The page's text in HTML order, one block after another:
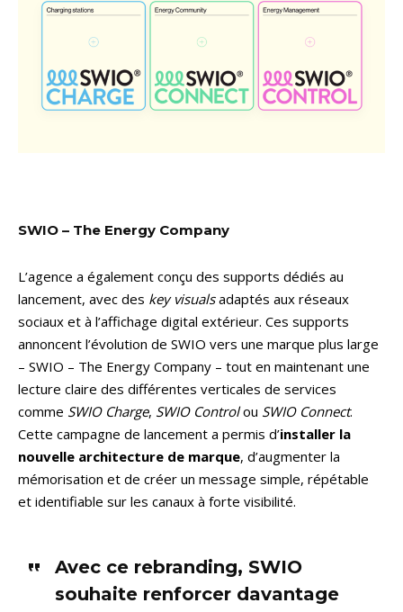
SWIO – The Energy Company
L’agence a également conçu des supports dédiés au
lancement, avec des key visualsadaptés aux réseaux
sociaux et à l’affichage digital extérieur. Ces supports
annoncent l’évolution de SWIO vers une marque plus large
– SWIO – The Energy Company – tout en maintenant une
lecture claire des différentes verticales de services
comme SWIO Charge, SWIO Controlou SWIO Connect.
Cette campagne de lancement a permis d’installer la
nouvelle architecture de marque, d’augmenter la
mémorisation et de créer un message simple, répétable
et identifiable sur les canaux à forte visibilité.
Avec ce rebranding, SWIO
souhaite renforcer davantage